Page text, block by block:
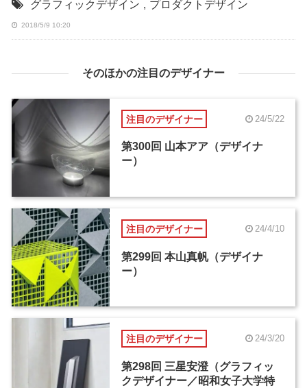
グラフィックデザイン , プロダクトデザイン
2018/5/9 10:20
そのほかの注目のデザイナー
注目のデザイナー 24/5/22
第300回 山本アア（デザイナ
ー）
注目のデザイナー 24/4/10
第299回 本山真帆（デザイナ
ー）
注目のデザイナー 24/3/20
第298回 三星安澄（グラフィッ
クデザイナー／昭和女子大学特